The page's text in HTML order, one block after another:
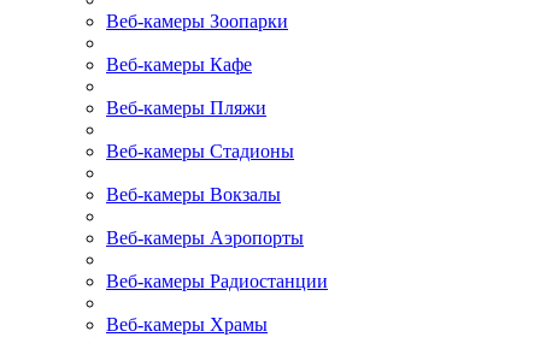
Веб-камеры Зоопарки
Веб-камеры Кафе
Веб-камеры Пляжи
Веб-камеры Стадионы
Веб-камеры Вокзалы
Веб-камеры Аэропорты
Веб-камеры Радиостанции
Веб-камеры Храмы